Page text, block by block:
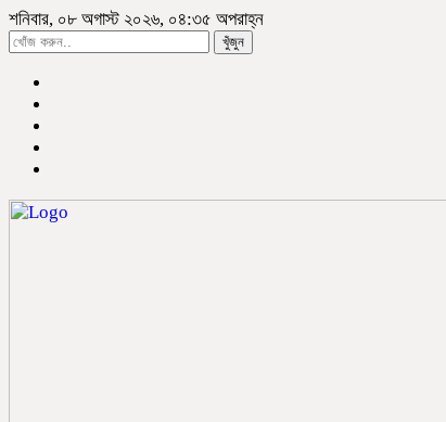
শনিবার, ০৮ অগাস্ট ২০২৬, ০৪:৩৫ অপরাহ্ন
খুঁজুন